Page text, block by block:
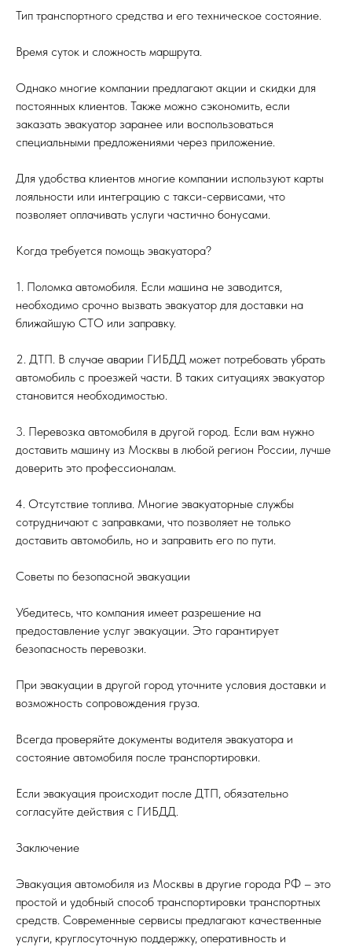
Тип транспортного средства и его техническое состояние.
Время суток и сложность маршрута.
Однако многие компании предлагают акции и скидки для
постоянных клиентов. Также можно сэкономить, если
заказать эвакуатор заранее или воспользоваться
специальными предложениями через приложение.
Для удобства клиентов многие компании используют карты
лояльности или интеграцию с такси-сервисами, что
позволяет оплачивать услуги частично бонусами.
Когда требуется помощь эвакуатора?
1. Поломка автомобиля. Если машина не заводится,
необходимо срочно вызвать эвакуатор для доставки на
ближайшую СТО или заправку.
2. ДТП. В случае аварии ГИБДД может потребовать убрать
автомобиль с проезжей части. В таких ситуациях эвакуатор
становится необходимостью.
3. Перевозка автомобиля в другой город. Если вам нужно
доставить машину из Москвы в любой регион России, лучше
доверить это профессионалам.
4. Отсутствие топлива. Многие эвакуаторные службы
сотрудничают с заправками, что позволяет не только
доставить автомобиль, но и заправить его по пути.
Советы по безопасной эвакуации
Убедитесь, что компания имеет разрешение на
предоставление услуг эвакуации. Это гарантирует
безопасность перевозки.
При эвакуации в другой город уточните условия доставки и
возможность сопровождения груза.
Всегда проверяйте документы водителя эвакуатора и
состояние автомобиля после транспортировки.
Если эвакуация происходит после ДТП, обязательно
согласуйте действия с ГИБДД.
Заключение
Эвакуация автомобиля из Москвы в другие города РФ – это
простой и удобный способ транспортировки транспортных
средств. Современные сервисы предлагают качественные
услуги, круглосуточную поддержку, оперативность и